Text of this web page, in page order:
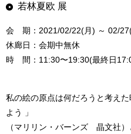
若林夏欧 展
会 期：2021/02/22(月) ～ 02/
休廊日：会期中無休
時 間：11:30〜19:30(最終日
私の絵の原点は何だろうと考え
よう 」
（マリリン・バーンズ 晶文社